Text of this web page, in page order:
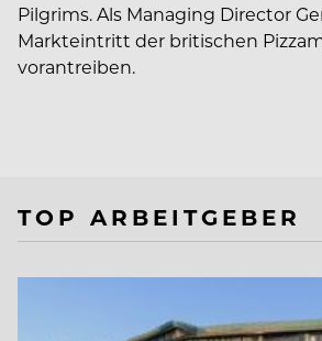
Pilgrims. Als Managing Director
Markteintritt der britischen
vorantreiben.
TOP ARBEITGEBER